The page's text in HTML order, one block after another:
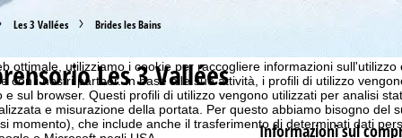
ottimale, utilizziamo i cookie per raccogliere informazioni sull'utilizzo
con i nostri partner. In base alle sue attività, i profili di utilizzo
e sul browser. Questi profili di utilizzo vengono utilizzati per analisi
e misurazione della portata. Per questo abbiamo bisogno del
momento), che include anche il trasferimento di determinati dati
Les 3 Vallées Brides les Bains
Les 3 Vallées
Informazioni sul